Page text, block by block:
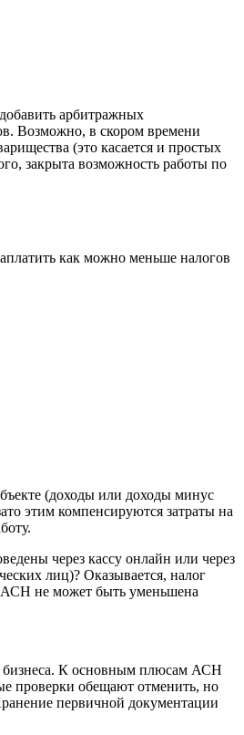
арбитражных
Возможно, в скором времени
(это касается и простых
закрыта возможность работы по
как можно меньше налогов
(доходы или доходы минус
этим компенсируются затраты на
через кассу онлайн или через
лиц)? Оказывается, налог
АСН не может быть уменьшена
бизнеса. К основным плюсам АСН
проверки обещают отменить, но
первичной документации